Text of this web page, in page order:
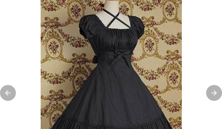
Previous slide